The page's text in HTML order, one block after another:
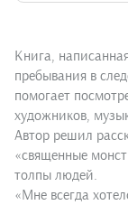
Книга,
пребывания в
помогает
художников,
Автор решил
«священные
толпы людей.
«Мне всегда